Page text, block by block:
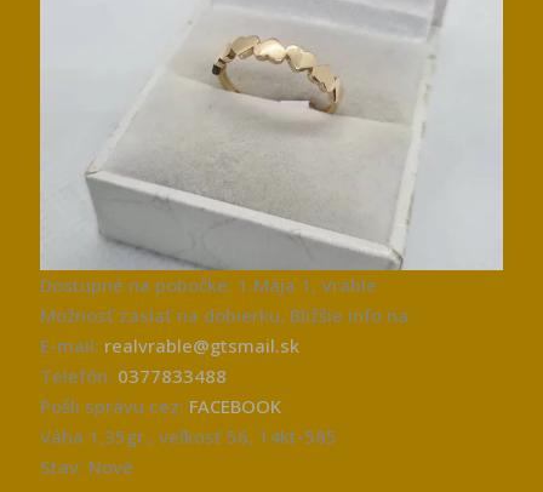
Dostupné na pobočke: 1.Mája 1, Vráble
Možnosť zaslať na dobierku, Bližšie info na:
E-mail: realvrable@gtsmail.sk
Telefón: 0377833488
Pošli správu cez: FACEBOOK
Váha 1,35gr., veľkosť 56, 14kt-585
Stav: Nové